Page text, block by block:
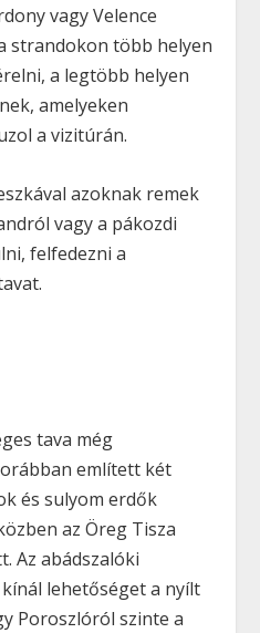
vagy Velence
strandokon több helyen
a legtöbb helyen
amelyeken
a vizitúrán.
azoknak remek
vagy a pákozdi
felfedezni a
tava még
említett két
és sulyom erdők
az Öreg Tisza
Az abádszalóki
lehetőséget a nyílt
Poroszlóról szinte a